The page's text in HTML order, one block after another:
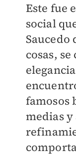
Este fue
social
Saucedo
cosas,
famosos
medias